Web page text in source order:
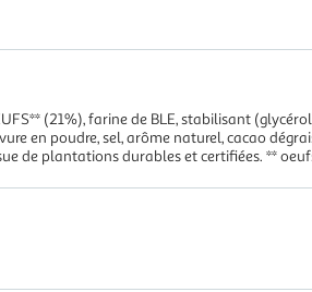
(21%), farine de BLE, stabilisant
en poudre, sel, arôme naturel, cacao
de plantations durables et certifiées. **